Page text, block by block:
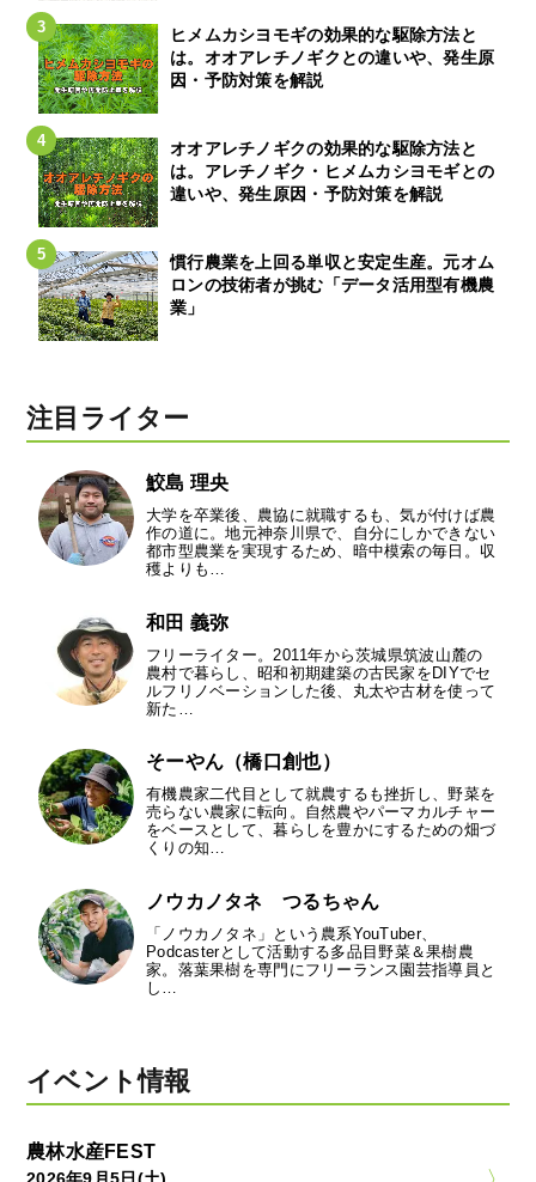
ヒメムカシヨモギの効果的な駆除方法と
は。オオアレチノギクとの違いや、発生原
因・予防対策を解説
オオアレチノギクの効果的な駆除方法と
は。アレチノギク・ヒメムカシヨモギとの
違いや、発生原因・予防対策を解説
慣行農業を上回る単収と安定生産。元オム
ロンの技術者が挑む「データ活用型有機農
業」
注目ライター
鮫島 理央
大学を卒業後、農協に就職するも、気が付けば農
作の道に。地元神奈川県で、自分にしかできない
都市型農業を実現するため、暗中模索の毎日。収
穫よりも…
和田 義弥
フリーライター。2011年から茨城県筑波山麓の
農村で暮らし、昭和初期建築の古民家をDIYでセ
ルフリノベーションした後、丸太や古材を使って
新た…
そーやん（橋口創也）
有機農家二代目として就農するも挫折し、野菜を
売らない農家に転向。自然農やパーマカルチャー
をベースとして、暮らしを豊かにするための畑づ
くりの知…
ノウカノタネ つるちゃん
「ノウカノタネ」という農系YouTuber、
Podcasterとして活動する多品目野菜＆果樹農
家。落葉果樹を専門にフリーランス園芸指導員と
し…
イベント情報
農林水産FEST
2026年9月5日(土)